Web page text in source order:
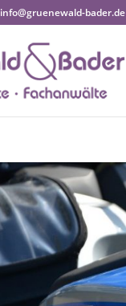
info@gruenewald-bader.de